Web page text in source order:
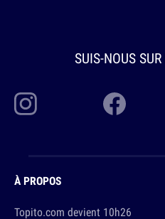
SUIS-NOUS SUR
À PROPOS
Topito.com devient 10h26